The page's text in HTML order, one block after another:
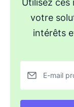
Utilisez ces
votre
intérêts
E-mail